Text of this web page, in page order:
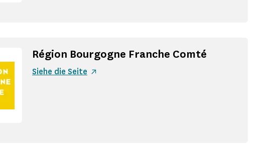
Région Bourgogne Franche Comté
Siehe die Seite